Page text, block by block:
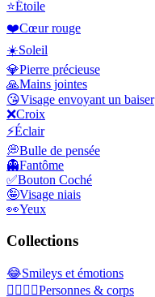
⭐Étoile
❤️Cœur rouge
☀️Soleil
💎Pierre précieuse
🙏Mains jointes
😘Visage envoyant un baiser
❌Croix
⚡Éclair
💭Bulle de pensée
👻Fantôme
✅Bouton Coché
🤪Visage niais
👀Yeux
Collections
😂Smileys et émotions
👩‍❤️‍💋‍👨Personnes & corps